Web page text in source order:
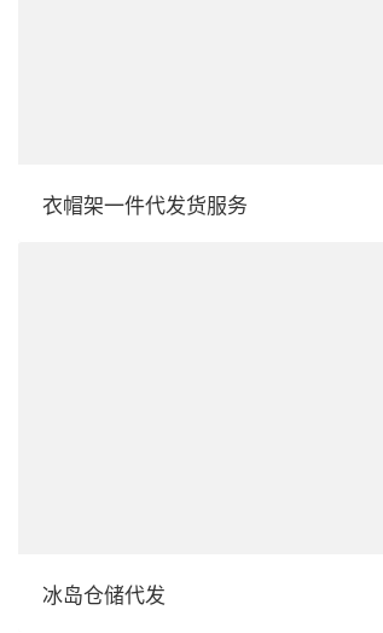
衣帽架一件代发货服务
冰岛仓储代发